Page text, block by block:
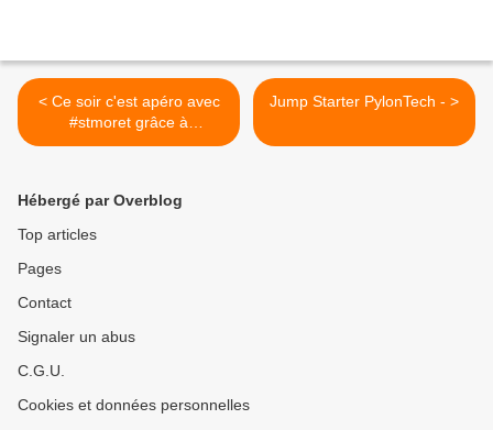
< Ce soir c'est apéro avec
#stmoret grâce à
#shopmium qui nous fait
Des madeleines St Michel
offertes...en Téléchargent
l'application.inscris-toi avec
KCGGHMFZ #aperitif
#stmorêt #billedefromage
Jump Starter PylonTech - >
Hébergé par Overblog
Top articles
Pages
Contact
Signaler un abus
C.G.U.
Cookies et données personnelles